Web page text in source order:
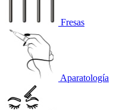
Fresas
Aparatología